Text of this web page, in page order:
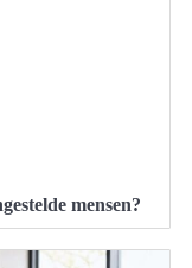
mensen?